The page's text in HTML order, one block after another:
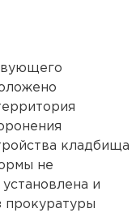
кладбища
не
и
прокуратуры